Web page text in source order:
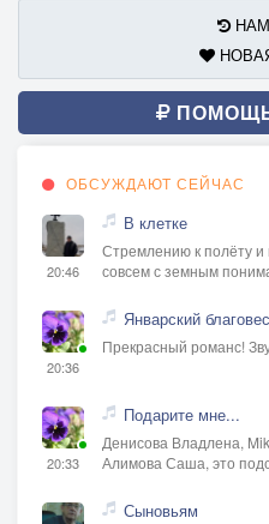
НАМ
ОБСУЖДАЮТ СЕЙЧАС
20:46
В клетке
Стремлению к полёту и
совсем с земным
20:36
Январский
Прекрасный романс!
20:33
Подарите мне...
Денисова Владлена,
Алимова Саша, это
Сыновьям